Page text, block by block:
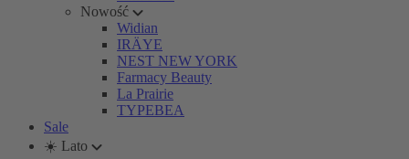
Nowość
Widian
IRÄYE
NEST NEW YORK
Farmacy Beauty
La Prairie
TYPEBEA
Sale
☀️ Lato